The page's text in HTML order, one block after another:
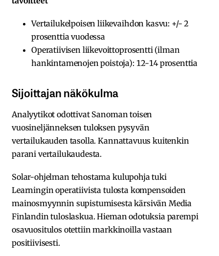
Vertailukelpoisen liikevaihdon kasvu: +/- 2
prosenttia vuodessa
Operatiivisen liikevoittoprosentti (ilman
hankintamenojen poistoja): 12-14 prosenttia
Sijoittajan näkökulma
Analyytikot odottivat Sanoman toisen
vuosineljänneksen tuloksen pysyvän
vertailukauden tasolla. Kannattavuus kuitenkin
parani vertailukaudesta.
Solar-ohjelman tehostama kulupohja tuki
Learningin operatiivista tulosta kompensoiden
mainosmyynnin supistumisesta kärsivän Media
Finlandin tuloslaskua. Hieman odotuksia parempi
osavuositulos otettiin markkinoilla vastaan
positiivisesti.